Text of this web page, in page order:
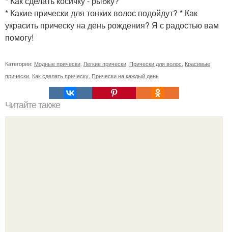
* Какие прически для тонких волос подойдут? * Как
украсить прическу на день рождения? Я с радостью вам
помогу!
Категории: Модные прически Легкие прически Прически для волос Красивые
прически Как сделать прическу Прически на каждый день
Читайте также